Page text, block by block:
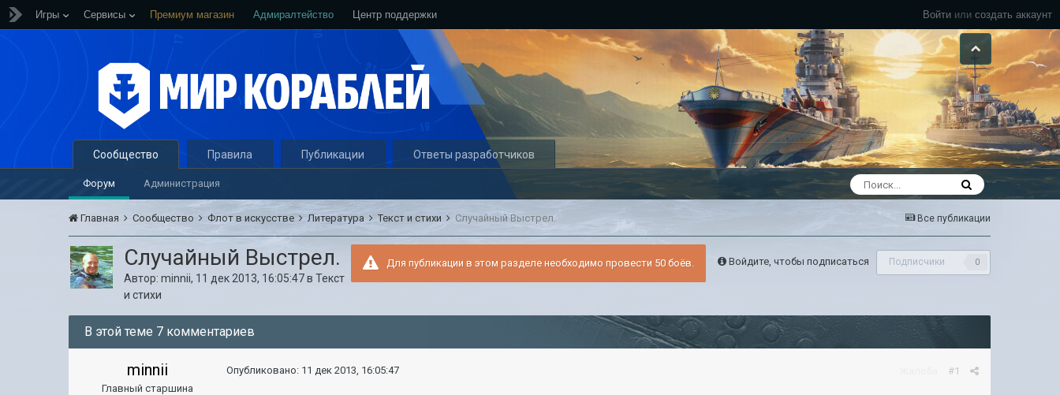
Войти или создать аккаунт
Игры Сервисы Премиум магазин Адмиралтейство Центр поддержки
Сообщество
Форум Администрация
Правила Публикации Ответы разработчиков
Все публикации
Главная Сообщество Флот в искусстве Литература Текст и стихи Случайный Выстрел.
Войдите, чтобы подписаться Подписчики 0
Для публикации в этом разделе необходимо провести 50 боёв.
Случайный Выстрел.
Автор:minnii, 11 дек 2013, 16:05:47вТекст
и стихи
В этой теме 7 комментариев
minnii
Главный старшина
#1
Опубликовано: 11 дек 2013, 16:05:47